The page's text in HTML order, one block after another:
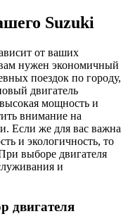
Suzuki
от ваших
нужен экономичный
поездок по городу,
двигатель
мощность и
внимание на
Если же для вас важна
и экологичность, то
выборе двигателя
и
двигателя